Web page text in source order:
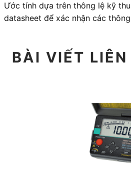
Ước tính dựa trên thông lệ kỹ
datasheet để xác nhận các
BÀI VIẾT LIÊN